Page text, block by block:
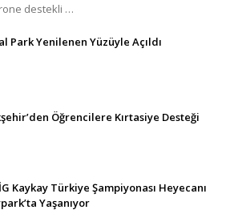
destekli …
Park Yenilenen Yüzüyle Açıldı
Öğrencilere Kırtasiye Desteği
Kaykay Türkiye Şampiyonası Heyecanı
Yaşanıyor